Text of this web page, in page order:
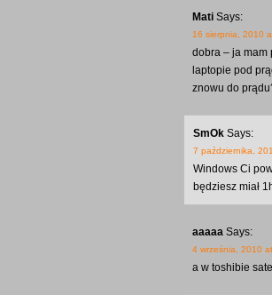
Mati Says:
16 sierpnia, 2010
dobra – ja mam
laptopie pod
znowu do
SmOk Says:
7 października,
Windows Ci
będziesz miał
aaaaa Says:
4 września, 2010
a w toshibie